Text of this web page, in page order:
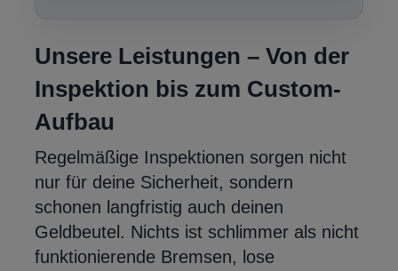
Unsere Leistungen – Von der
Inspektion bis zum Custom-
Aufbau
Regelmäßige Inspektionen sorgen nicht
nur für deine Sicherheit, sondern
schonen langfristig auch deinen
Geldbeutel. Nichts ist schlimmer als nicht
funktionierende Bremsen, lose